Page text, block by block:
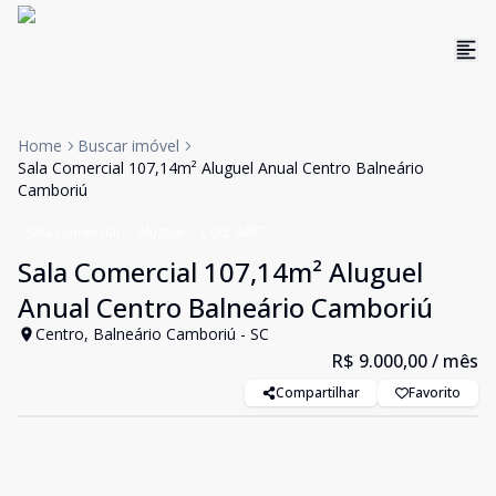
Home
Buscar imóvel
Sala Comercial 107,14m² Aluguel Anual Centro Balneário
Camboriú
Sala Comercial 107,14m² Aluguel
Anual Centro Balneário Camboriú
Centro, Balneário Camboriú - SC
R$ 9.000,00/ mês
Compartilhar Favorito